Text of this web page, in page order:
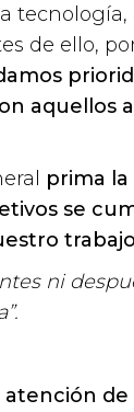
tecnología,
de ello,
aquellos
prima
se
ni